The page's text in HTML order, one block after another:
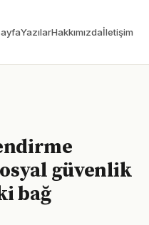
YazılarHakkımızdaİletişim
güvenlik
bağ